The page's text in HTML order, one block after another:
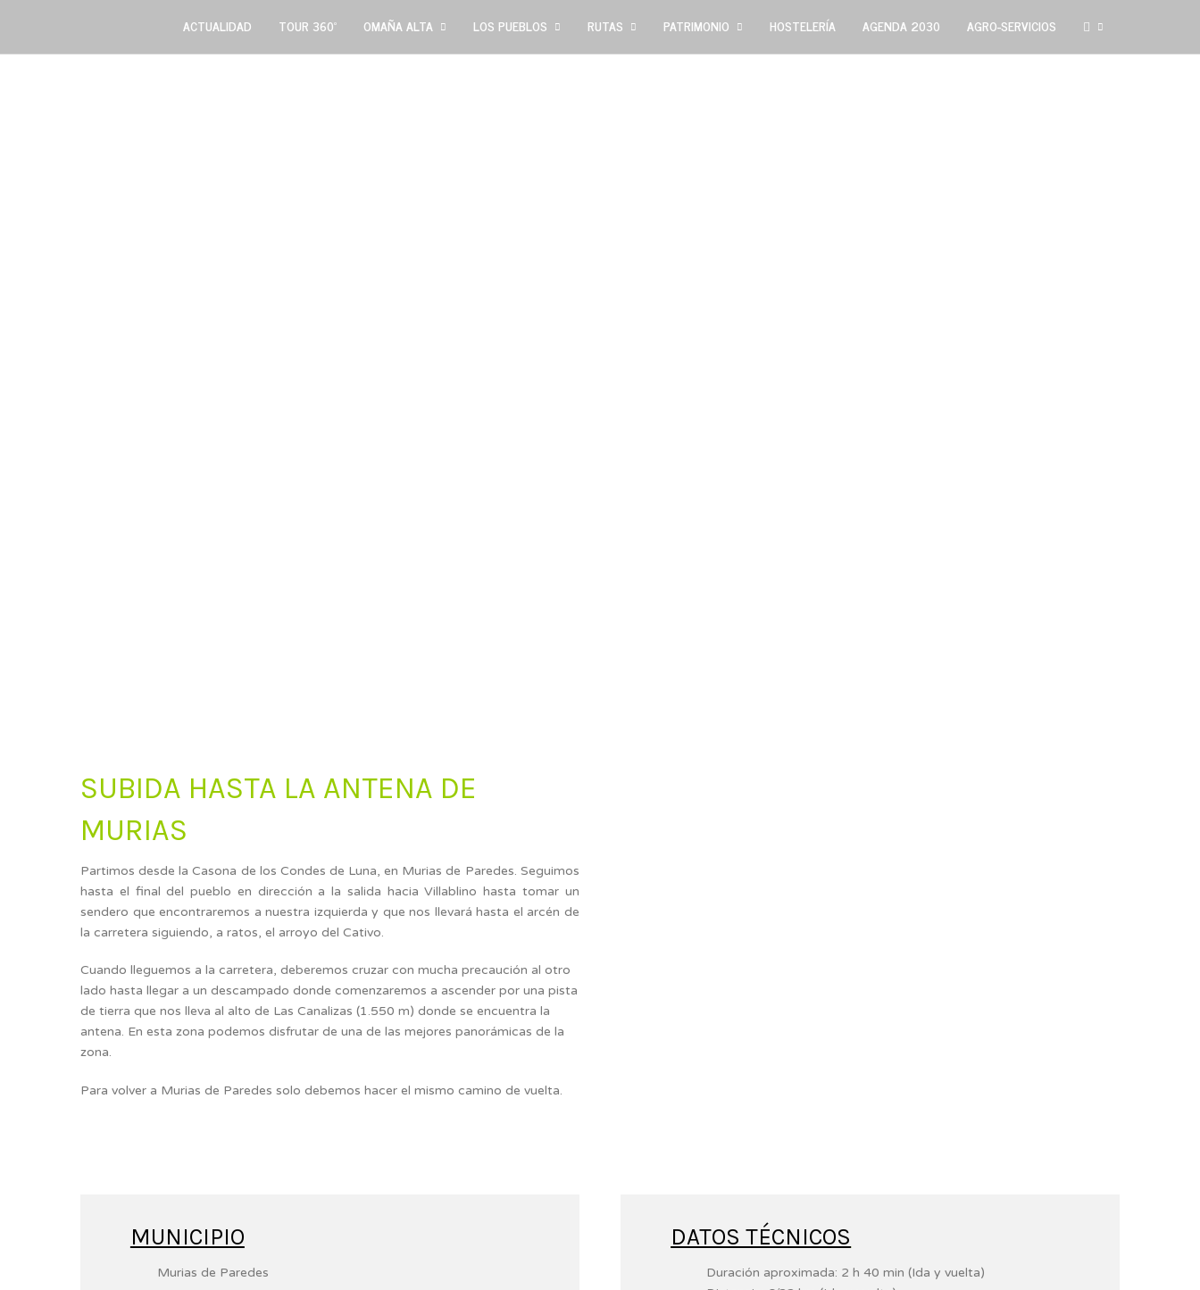
ACTUALIDAD TOUR 360º OMAÑA ALTA LOS PUEBLOS RUTAS PATRIMONIO HOSTELERÍA AGENDA 2030 AGRO-SERVICIOS
SUBIDA HASTA LA ANTENA DE
MURIAS
Partimos desde la Casona de los Condes de Luna, en Murias de Paredes. Seguimos
hasta el final del pueblo en dirección a la salida hacia Villablino hasta tomar un
sendero que encontraremos a nuestra izquierda y que nos llevará hasta el arcén de
la carretera siguiendo, a ratos, el arroyo del Cativo.
Cuando lleguemos a la carretera, deberemos cruzar con mucha precaución al otro
lado hasta llegar a un descampado donde comenzaremos a ascender por una pista
de tierra que nos lleva al alto de Las Canalizas (1.550 m) donde se encuentra la
antena. En esta zona podemos disfrutar de una de las mejores panorámicas de la
zona.
Para volver a Murias de Paredes solo debemos hacer el mismo camino de vuelta.
MUNICIPIO
Murias de Paredes
DATOS TÉCNICOS
Duración aproximada: 2 h 40 min (Ida y vuelta)